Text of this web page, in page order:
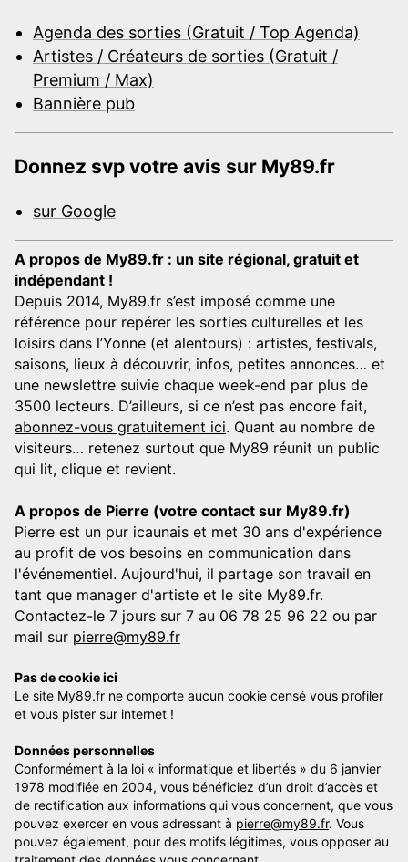
Agenda des sorties (Gratuit / Top Agenda)
Artistes / Créateurs de sorties (Gratuit /
Premium / Max)
Bannière pub
Donnez svp votre avis sur My89.fr
sur Google
A propos de My89.fr : un site régional, gratuit et
indépendant !
Depuis 2014, My89.fr s’est imposé comme une
référence pour repérer les sorties culturelles et les
loisirs dans l’Yonne (et alentours) : artistes, festivals,
saisons, lieux à découvrir, infos, petites annonces… et
une newslettre suivie chaque week-end par plus de
3500 lecteurs. D’ailleurs, si ce n’est pas encore fait,
abonnez-vous gratuitement ici. Quant au nombre de
visiteurs… retenez surtout que My89 réunit un public
qui lit, clique et revient.
A propos de Pierre (votre contact sur My89.fr)
Pierre est un pur icaunais et met 30 ans d'expérience
au profit de vos besoins en communication dans
l'événementiel. Aujourd'hui, il partage son travail en
tant que manager d'artiste et le site My89.fr.
Contactez-le 7 jours sur 7 au 06 78 25 96 22 ou par
mail sur pierre@my89.fr
Pas de cookie ici
Le site My89.fr ne comporte aucun cookie censé vous profiler
et vous pister sur internet !
Données personnelles
Conformément à la loi « informatique et libertés » du 6 janvier
1978 modifiée en 2004, vous bénéficiez d’un droit d’accès et
de rectification aux informations qui vous concernent, que vous
pouvez exercer en vous adressant à pierre@my89.fr. Vous
pouvez également, pour des motifs légitimes, vous opposer au